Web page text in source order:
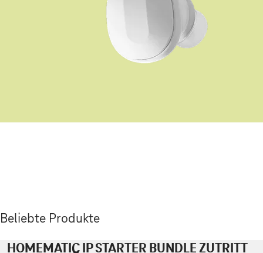
Beliebte Produkte
HOMEMATIC IP STARTER BUNDLE ZUTRITT